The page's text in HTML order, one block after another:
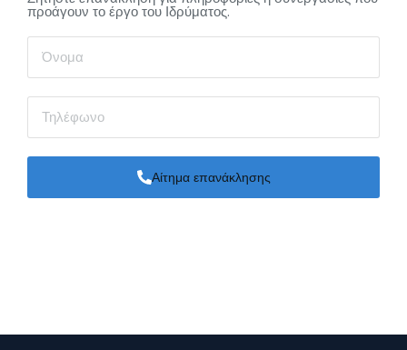
προάγουν το έργο του Ιδρύματος.
Αίτημα επανάκλησης